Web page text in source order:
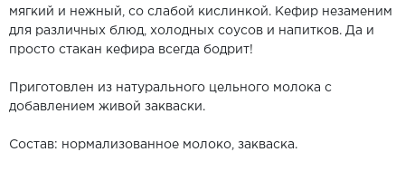
мягкий и нежный, со слабой кислинкой. Кефир незаменим
для различных блюд, холодных соусов и напитков. Да и
просто стакан кефира всегда бодрит!
Приготовлен из натурального цельного молока с
добавлением живой закваски.
Состав: нормализованное молоко, закваска.